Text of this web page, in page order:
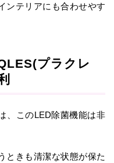
ンテリアにも合わせやす
プラクレ
、このLED除菌機能は非
ときも清潔な状態が保た